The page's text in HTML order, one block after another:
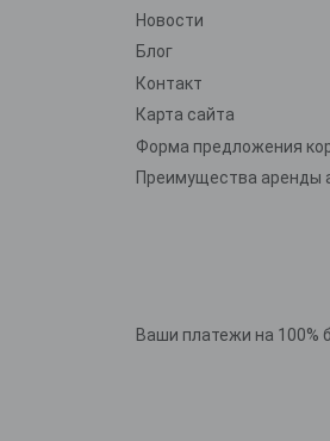
Новости
Блог
Контакт
Карта сайта
Преимущества аренды
Ваши платежи на 100%